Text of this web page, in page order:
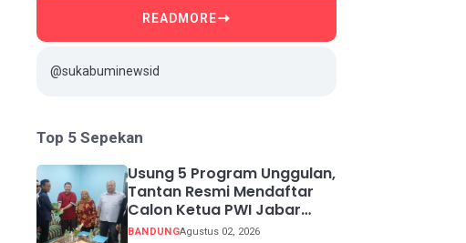
READMORE
@sukabuminewsid
Top 5 Sepekan
Usung 5 Program Unggulan,
Tantan Resmi Mendaftar
Calon Ketua PWI Jabar
2026-2031
BANDUNGAgustus 02, 2026